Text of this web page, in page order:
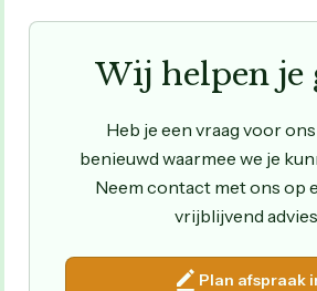
Wij helpen je
Heb je een vraag voor
benieuwd waarmee we je
Neem contact met ons op
vrijblijvend
Plan afspraak